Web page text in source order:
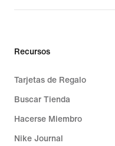
Recursos
Tarjetas de Regalo
Buscar Tienda
Hacerse Miembro
Nike Journal